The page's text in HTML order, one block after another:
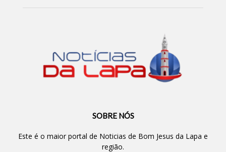
SOBRE NÓS
Este é o maior portal de Noticias de Bom Jesus da Lapa e
região.